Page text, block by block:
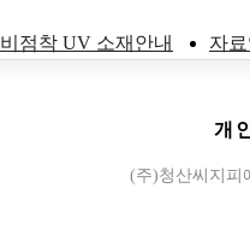
비점착 UV 소재안내 자
개
(주)청산씨지피